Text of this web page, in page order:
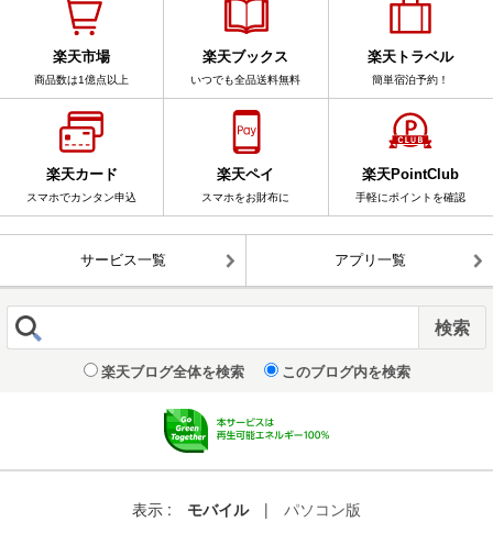
楽天市場
商品数は1億点以上
楽天ブックス
いつでも全品送料無料
楽天トラベル
簡単宿泊予約！
楽天カード
スマホでカンタン申込
楽天ペイ
スマホをお財布に
楽天PointClub
手軽にポイントを確認
サービス一覧 アプリ一覧
楽天ブログ全体を検索 このブログ内を検索
表示 : モバイル |
パソコン版